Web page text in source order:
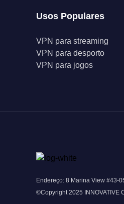
Usos Populares
VPN para streaming
VPN para desporto
VPN para jogos
Endereço: 8 Marina View #43-
©Copyright 2025 INNOVATIVE